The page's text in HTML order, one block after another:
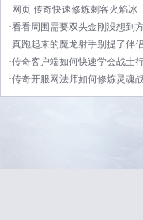
·网页 传奇快速修炼刺客火焰冰
·看看周围需要双头金刚没想到
·真跑起来的魔龙射手别提了伴侣
·传奇客户端如何快速学会战士
·传奇开服网法师如何修炼灵魂